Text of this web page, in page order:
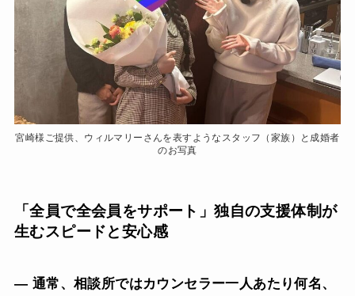
宮崎様ご提供、ウィルマリーさんを表すようなスタッフ（家族）と成婚者
のお写真
「全員で全会員をサポート」独自の支援体制が
生むスピードと安心感
— 通常、相談所ではカウンセラー一人あたり何名、